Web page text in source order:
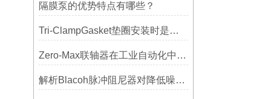
隔膜泵的优势特点有哪些？
Tri-ClampGasket垫圈安装时是否需要涂抹润滑剂或密封脂？
Zero-Max联轴器在工业自动化中的关键作用
解析Blacoh脉冲阻尼器对降低噪音的显著作用